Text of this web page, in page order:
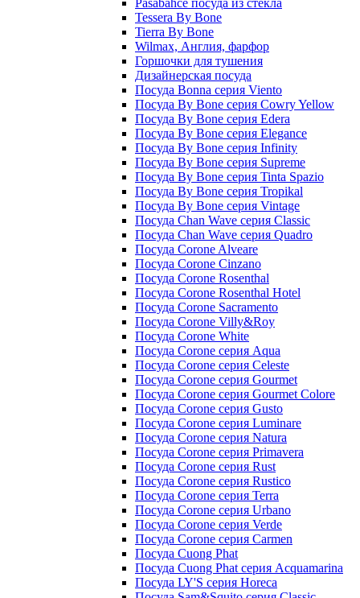
Pasabahce посуда из стекла
Tessera By Bone
Tierra By Bone
Wilmax, Англия, фарфор
Горшочки для тушения
Дизайнерская посуда
Посуда Bonna серия Viento
Посуда By Bone серия Cowry Yellow
Посуда By Bone серия Edera
Посуда By Bone серия Elegance
Посуда By Bone серия Infinity
Посуда By Bone серия Supreme
Посуда By Bone серия Tinta Spazio
Посуда By Bone серия Tropikal
Посуда By Bone серия Vintage
Посуда Chan Wave серия Classic
Посуда Chan Wave серия Quadro
Посуда Corone Alveare
Посуда Corone Cinzano
Посуда Corone Rosenthal
Посуда Corone Rosenthal Hotel
Посуда Corone Sacramento
Посуда Corone Villy&Roy
Посуда Corone White
Посуда Corone серия Aqua
Посуда Corone серия Celeste
Посуда Corone серия Gourmet
Посуда Corone серия Gourmet Colore
Посуда Corone серия Gusto
Посуда Corone серия Luminare
Посуда Corone серия Natura
Посуда Corone серия Primavera
Посуда Corone серия Rust
Посуда Corone серия Rustico
Посуда Corone серия Terra
Посуда Corone серия Urbano
Посуда Corone серия Verde
Посуда Corone серия Сarmen
Посуда Cuong Phat
Посуда Cuong Phat серия Acquamarina
Посуда LY'S серия Horeca